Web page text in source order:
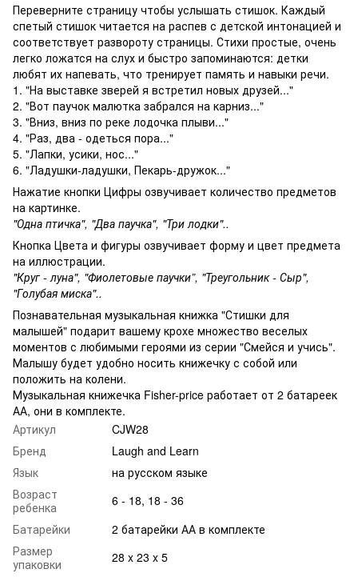
Переверните страницу чтобы услышать стишок. Каждый
спетый стишок читается на распев с детской интонацией и
соответствует развороту страницы. Стихи простые, очень
легко ложатся на слух и быстро запоминаются: детки
любят их напевать, что тренирует память и навыки речи.
1. "На выставке зверей я встретил новых друзей..."
2. "Вот паучок малютка забрался на карниз..."
3. "Вниз, вниз по реке лодочка плыви..."
4. "Раз, два - одеться пора..."
5. "Лапки, усики, нос..."
6. "Ладушки-ладушки, Пекарь-дружок..."
Нажатие кнопки Цифры озвучивает количество предметов
на картинке.
"Одна птичка", "Два паучка", "Три лодки"..
Кнопка Цвета и фигуры озвучивает форму и цвет предмета
на иллюстрации.
"Круг - луна", "Фиолетовые паучки”, "Треугольник - Сыр",
"Голубая миска"..
Познавательная музыкальная книжка "Стишки для
малышей" подарит вашему крохе множество веселых
моментов с любимыми героями из серии "Смейся и учись".
Малышу будет удобно носить книжечку с собой или
положить на колени.
Музыкальная книжечка Fisher-price работает от 2 батареек
АА, они в комплекте.
Артикул
CJW28
Бренд
Laugh and Learn
Язык
на русском языке
Возраст
ребенка
6 - 18, 18 - 36
Батарейки
2 батарейки АА в комплекте
Размер
упаковки
28 x 23 x 5